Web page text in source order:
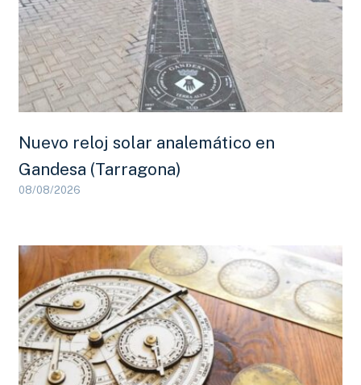
Nuevo reloj solar analemático en
Gandesa (Tarragona)
08/08/2026